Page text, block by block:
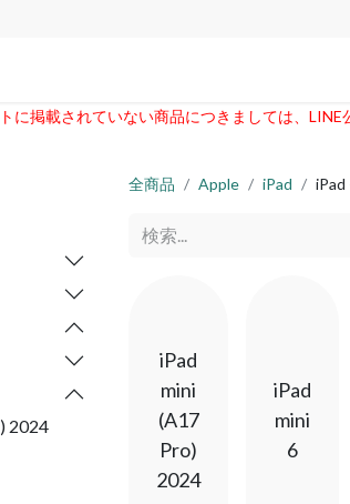
に掲載されていない商品につきましては、
2024
全商品 Apple iPad
iPad
mini
(A17
Pro)
2024
iPad
mini
6